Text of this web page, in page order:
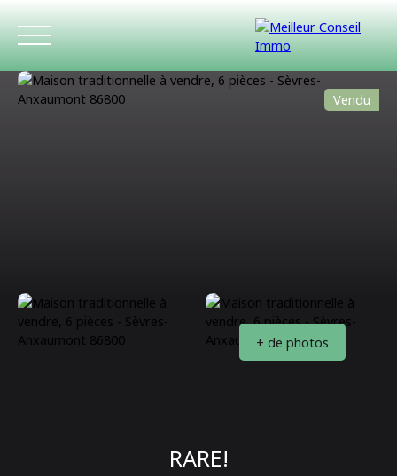
Vendu
+ de photos
RARE!